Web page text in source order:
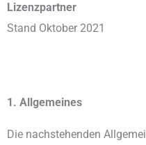
Lizenzpartner
Stand Oktober 2021
1. Allgemeines
Die nachstehenden